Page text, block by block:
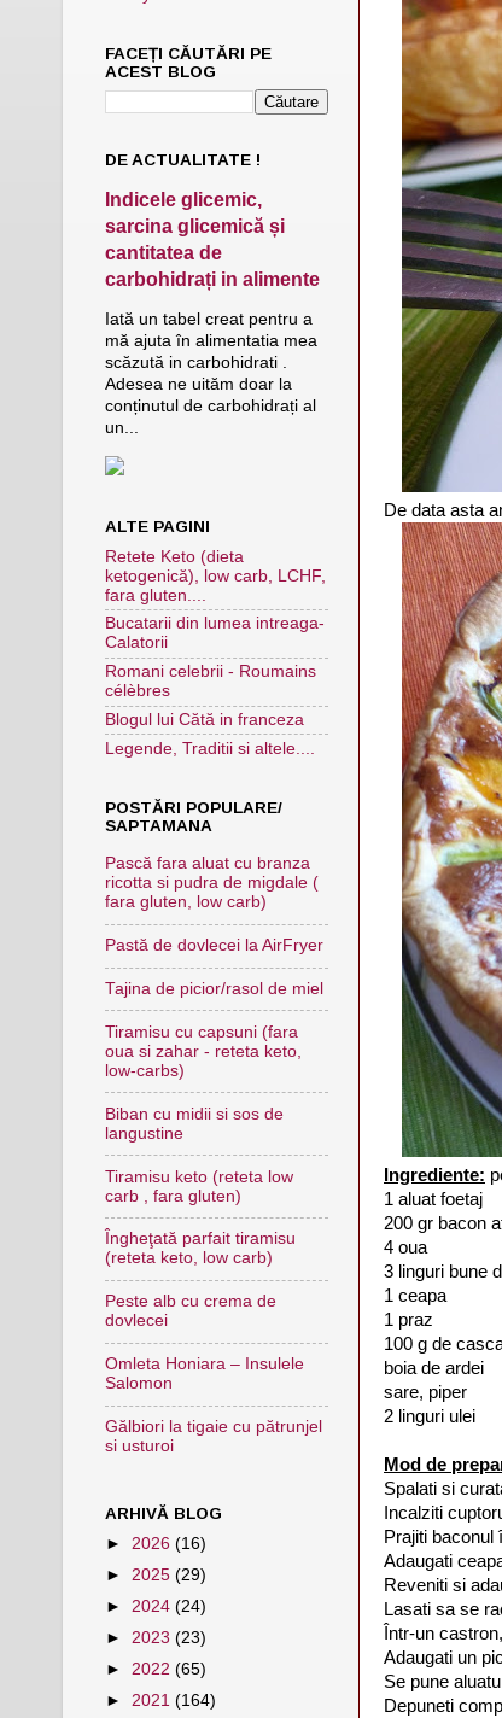
De data asta
Ingrediente:
1 aluat foetaj
200 gr bacon
4 oua
3 linguri bune
1 ceapa
1 praz
100 g de
boia de ardei
sare, piper
2 linguri ulei
Mod de
Spalati si
Incalziti
Prajiti baconul
Adaugati
Reveniti si
Lasati sa se
Într-un
Adaugati un
Se pune
Depuneti
FACEȚI CĂUTĂRI PE
ACEST BLOG
DE ACTUALITATE !
Indicele glicemic,
sarcina glicemică și
cantitatea de
carbohidrați in alimente
Iată un tabel creat pentru a
mă ajuta în alimentatia mea
scăzută in carbohidrati .
Adesea ne uităm doar la
conținutul de carbohidrați al
un...
ALTE PAGINI
Retete Keto (dieta
ketogenică), low carb, LCHF,
fara gluten....
Bucatarii din lumea intreaga-
Calatorii
Romani celebrii - Roumains
célèbres
Blogul lui Cătă in franceza
Legende, Traditii si altele....
POSTĂRI POPULARE/
SAPTAMANA
Pască fara aluat cu branza
ricotta si pudra de migdale (
fara gluten, low carb)
Pastă de dovlecei la AirFryer
Tajina de picior/rasol de miel
Tiramisu cu capsuni (fara
oua si zahar - reteta keto,
low-carbs)
Biban cu midii si sos de
langustine
Tiramisu keto (reteta low
carb , fara gluten)
Îngheţată parfait tiramisu
(reteta keto, low carb)
Peste alb cu crema de
dovlecei
Omleta Honiara – Insulele
Salomon
Gălbiori la tigaie cu pătrunjel
si usturoi
ARHIVĂ BLOG
► 2026 (16)
► 2025 (29)
► 2024 (24)
► 2023 (23)
► 2022 (65)
► 2021 (164)